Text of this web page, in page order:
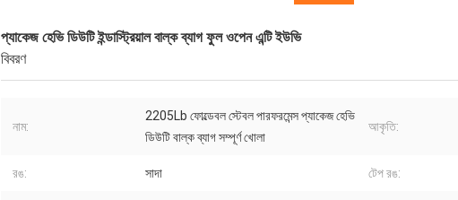
প্যাকেজ হেভি ডিউটি ​​ইন্ডাস্ট্রিয়াল বাল্ক ব্যাগ ফুল ওপেন এন্টি ইউভি
বিবরণ
নাম:
2205Lb ফোল্ডেবল স্টেবল পারফরমেন্স প্যাকেজ হেভি
ডিউটি ​​বাল্ক ব্যাগ সম্পূর্ণ খোলা
আকৃতি:
রঙ: সাদা টেপ রঙ: